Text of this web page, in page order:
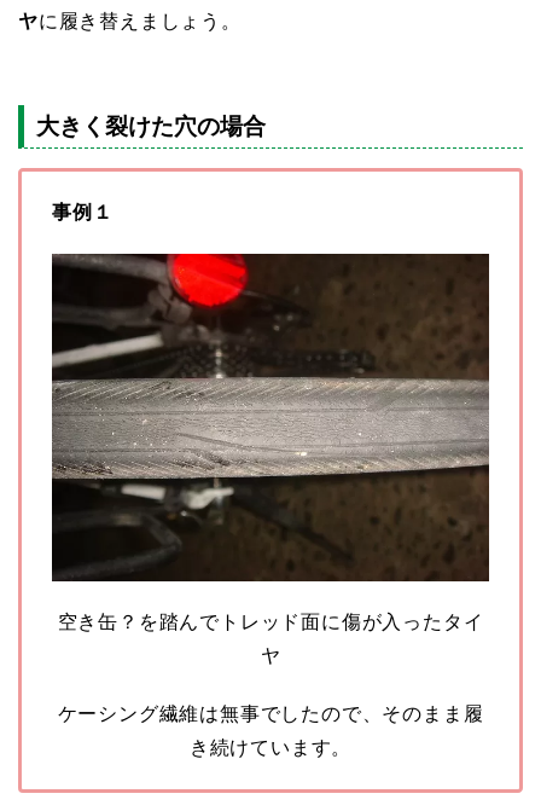
ヤに履き替えましょう。
大きく裂けた穴の場合
事例１
空き缶？を踏んでトレッド面に傷が入ったタイ
ヤ
ケーシング繊維は無事でしたので、そのまま履
き続けています。